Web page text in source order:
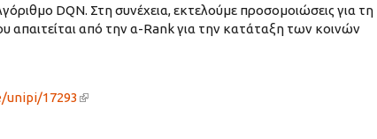
DQN. Στη συνέχεια, εκτελούμε προσομοιώσεις για τη
απαιτείται από την α-Rank για την κατάταξη των κοινών
17293 (link is external)